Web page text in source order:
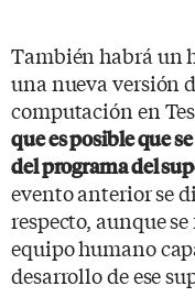
También habrá un
una nueva versión
computación en
que es posible que
del programa del
evento anterior se
respecto, aunque
equipo humano
desarrollo de ese